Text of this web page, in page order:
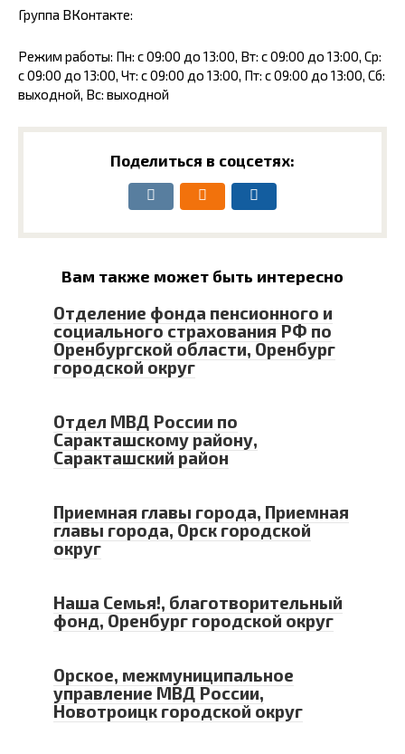
Группа ВКонтакте:
Режим работы: Пн: с 09:00 до 13:00, Вт: с 09:00 до 13:00, Ср:
с 09:00 до 13:00, Чт: с 09:00 до 13:00, Пт: с 09:00 до 13:00, Сб:
выходной, Вс: выходной
Поделиться в соцсетях:
Вам также может быть интересно
Отделение фонда пенсионного и
социального страхования РФ по
Оренбургской области, Оренбург
городской округ
Отдел МВД России по
Саракташскому району,
Саракташский район
Приемная главы города, Приемная
главы города, Орск городской
округ
Наша Семья!, благотворительный
фонд, Оренбург городской округ
Орское, межмуниципальное
управление МВД России,
Новотроицк городской округ